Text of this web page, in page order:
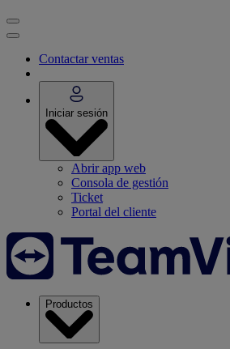
Contactar ventas
Iniciar sesión
Abrir app web
Consola de gestión
Ticket
Portal del cliente
Productos